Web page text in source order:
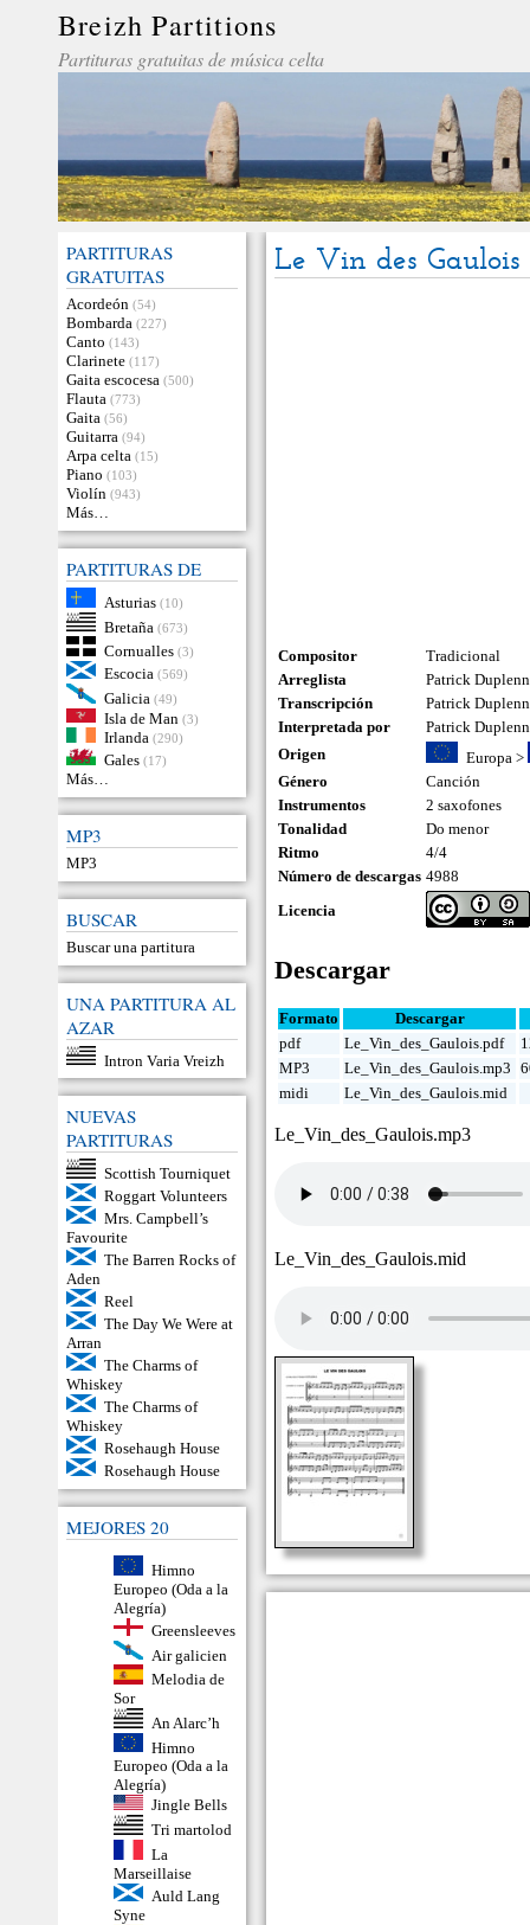
Breizh Partitions
Partituras gratuitas de música celta
PARTITURAS
GRATUITAS
Acordeón (54)
Bombarda (227)
Canto (143)
Clarinete (117)
Gaita escocesa (500)
Flauta (773)
Gaita (56)
Guitarra (94)
Arpa celta (15)
Piano (103)
Violín (943)
Más…
PARTITURAS DE
Asturias (10)
Bretaña (673)
Cornualles (3)
Escocia (569)
Galicia (49)
Isla de Man (3)
Irlanda (290)
Gales (17)
Más…
MP3
MP3
BUSCAR
Buscar una partitura
UNA PARTITURA AL
AZAR
Intron Varia Vreizh
NUEVAS
PARTITURAS
Scottish Tourniquet
Roggart Volunteers
Mrs. Campbell’s
Favourite
The Barren Rocks of
Aden
Reel
The Day We Were at
Arran
The Charms of
Whiskey
The Charms of
Whiskey
Rosehaugh House
Rosehaugh House
MEJORES 20
Himno
Europeo (Oda a la
Alegría)
Greensleeves
Air galicien
Melodia de
Sor
An Alarc’h
Himno
Europeo (Oda a la
Alegría)
Jingle Bells
Tri martolod
La
Marseillaise
Auld Lang
Syne
Le Vin des Gaulois
Compositor
Tradicional
Arreglista
Patrick
Transcripción
Patrick
Interpretada por
Patrick
Origen
Europa>
Género
Canción
Instrumentos
2 saxofones
Tonalidad
Do menor
Ritmo
4/4
Número de descargas 4988
Licencia
Descargar
Formato
Descargar
pdf
Le_Vin_des_Gaulois.pdf
MP3
Le_Vin_des_Gaulois.mp3
midi
Le_Vin_des_Gaulois.mid
Le_Vin_des_Gaulois.mp3
Le_Vin_des_Gaulois.mid